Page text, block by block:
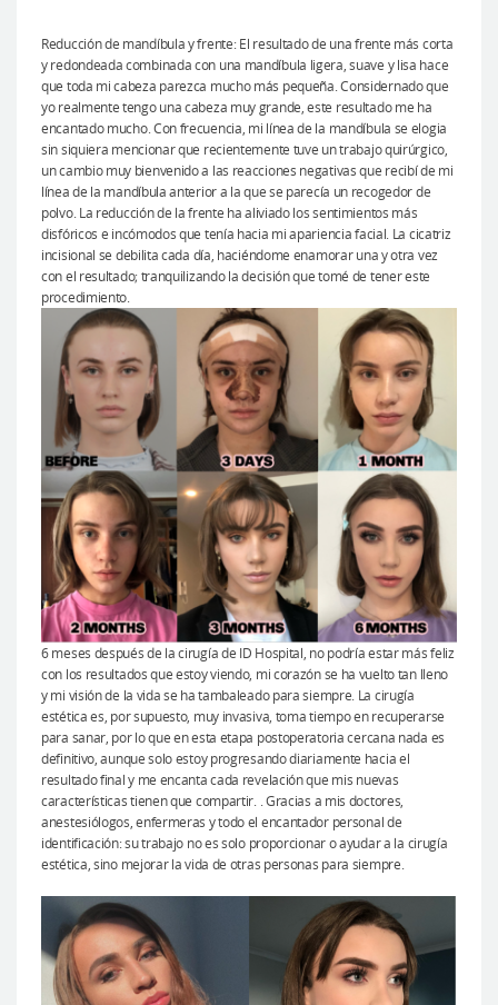
Reducción de mandíbula y frente: El resultado de una frente más corta
y redondeada combinada con una mandíbula ligera, suave y lisa hace
que toda mi cabeza parezca mucho más pequeña. Considernado que
yo realmente tengo una cabeza muy grande, este resultado me ha
encantado mucho. Con frecuencia, mi línea de la mandíbula se elogia
sin siquiera mencionar que recientemente tuve un trabajo quirúrgico,
un cambio muy bienvenido a las reacciones negativas que recibí de mi
línea de la mandíbula anterior a la que se parecía un recogedor de
polvo. La reducción de la frente ha aliviado los sentimientos más
disfóricos e incómodos que tenía hacia mi apariencia facial. La cicatriz
incisional se debilita cada día, haciéndome enamorar una y otra vez
con el resultado; tranquilizando la decisión que tomé de tener este
procedimiento.
6 meses después de la cirugía de ID Hospital, no podría estar más feliz
con los resultados que estoy viendo, mi corazón se ha vuelto tan lleno
y mi visión de la vida se ha tambaleado para siempre. La cirugía
estética es, por supuesto, muy invasiva, toma tiempo en recuperarse
para sanar, por lo que en esta etapa postoperatoria cercana nada es
definitivo, aunque solo estoy progresando diariamente hacia el
resultado final y me encanta cada revelación que mis nuevas
características tienen que compartir. . Gracias a mis doctores,
anestesiólogos, enfermeras y todo el encantador personal de
identificación: su trabajo no es solo proporcionar o ayudar a la cirugía
estética, sino mejorar la vida de otras personas para siempre.